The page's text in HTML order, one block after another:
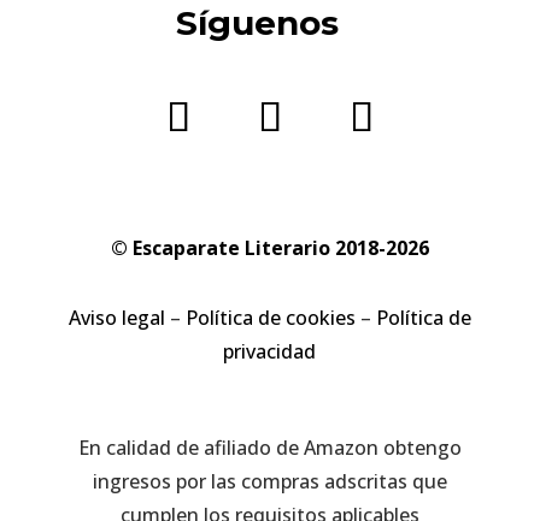
Síguenos
© Escaparate Literario 2018-2026
Aviso legal – Política de cookies – Política de
privacidad
En calidad de afiliado de Amazon obtengo
ingresos por las compras adscritas que
cumplen los requisitos aplicables